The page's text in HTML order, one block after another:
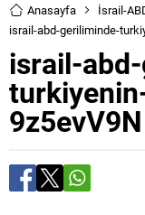
Anasayfa
İsrail-
israil-abd-geriliminde-
israil-
9z5evV9N